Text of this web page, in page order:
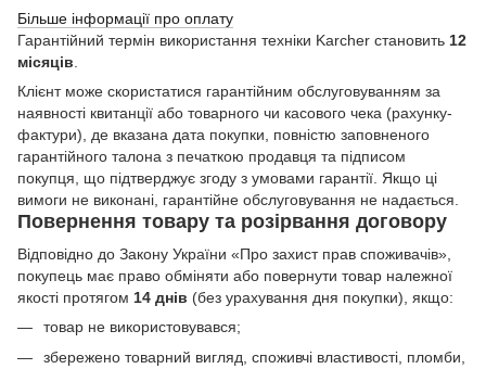
Більше інформації про оплату
Гарантійний термін використання техніки Karcher становить 12
місяців.
Клієнт може скористатися гарантійним обслуговуванням за
наявності квитанції або товарного чи касового чека (рахунку-
фактури), де вказана дата покупки, повністю заповненого
гарантійного талона з печаткою продавця та підписом
покупця, що підтверджує згоду з умовами гарантії. Якщо ці
вимоги не виконані, гарантійне обслуговування не надається.
Повернення товару та розірвання договору
Відповідно до Закону України «Про захист прав споживачів»,
покупець має право обміняти або повернути товар належної
якості протягом 14 днів (без урахування дня покупки), якщо:
товар не використовувався;
збережено товарний вигляд, споживчі властивості, пломби,